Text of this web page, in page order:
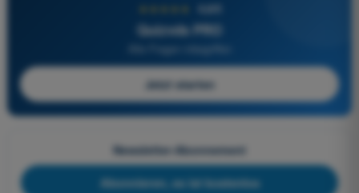
4,6/5
Quizvds PRO
Alle Fragen inbegriffen
Jetzt starten
Newsletter-Abonnement
Abonnieren, es ist kostenlos